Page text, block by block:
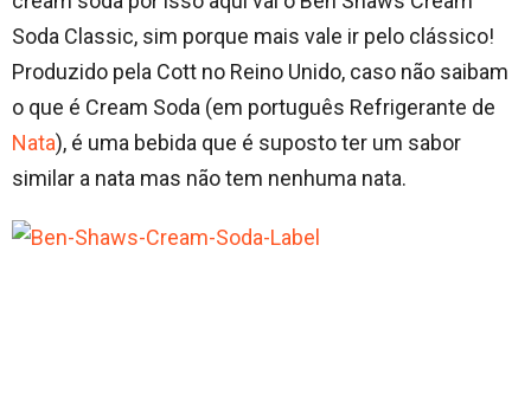
Soda Classic, sim porque mais vale ir pelo clássico!
Produzido pela Cott no Reino Unido, caso não saibam
o que é Cream Soda (em português Refrigerante de
Nata), é uma bebida que é suposto ter um sabor
similar a nata mas não tem nenhuma nata.